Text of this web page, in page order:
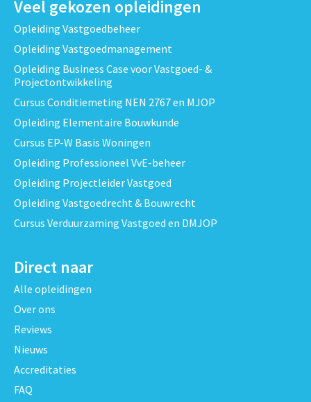
Veel gekozen opleidingen
Opleiding Vastgoedbeheer
Opleiding Vastgoedmanagement
Opleiding Business Case voor Vastgoed- &
Projectontwikkeling
Cursus Conditiemeting NEN 2767 en MJOP
Opleiding Elementaire Bouwkunde
Cursus EP-W Basis Woningen
Opleiding Professioneel VvE-beheer
Opleiding Projectleider Vastgoed
Opleiding Vastgoedrecht & Bouwrecht
Cursus Verduurzaming Vastgoed en DMJOP
Direct naar
Alle opleidingen
Over ons
Reviews
Nieuws
Accreditaties
FAQ